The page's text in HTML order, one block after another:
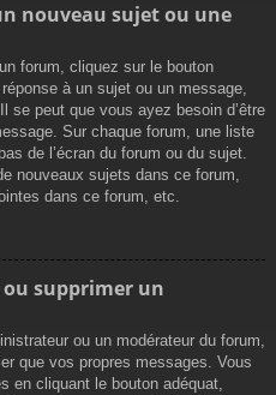
nouveau sujet ou une
forum, cliquez sur le bouton
à un sujet ou un message,
se peut que vous ayez besoin d’être
Sur chaque forum, une liste
de l’écran du forum ou du sujet.
nouveaux sujets dans ce forum,
dans ce forum, etc.
supprimer un
ou un modérateur du forum,
que vos propres messages. Vous
en cliquant le bouton adéquat,